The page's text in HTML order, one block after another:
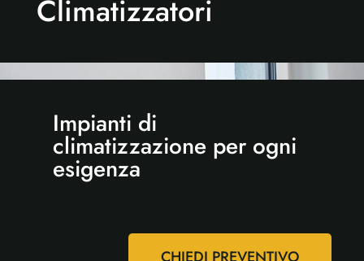
Climatizzatori
Impianti di
climatizzazione per ogni
esigenza